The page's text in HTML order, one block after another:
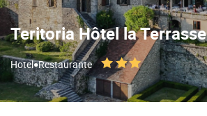
Teritoria Hôtel la Terrasse
Hotel•Restaurante